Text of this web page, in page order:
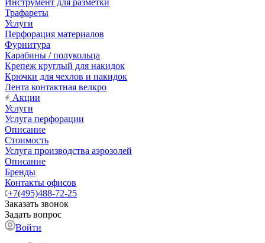
Инструмент для разметки
Трафареты
Услуги
Перфорация материалов
Фурнитура
Карабины / полукольца
Крепеж круглый для накидок
Крючки для чехлов и накидок
Лента контактная велкро
Акции
Услуги
Услуга перфорации
Описание
Стоимость
Услуга производства аэрозолей
Описание
Бренды
Контакты офисов
+7(495)488-72-25
Заказать звонок
Задать вопрос
Войти